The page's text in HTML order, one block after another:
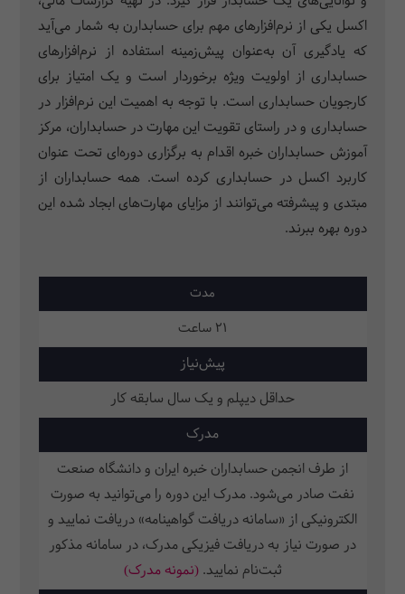
اکسل یکی از نرم‌افزارهای مهم برای حسابدارن به شمار می‌آید
که یادگیری آن به‌عنوان پیش‌زمینه استفاده از نرم‌افزارهای
حسابداری از اولویت ویژه برخوردار است و یک امتیاز برای
کارجویان حسابداری است. با توجه به اهمیت این نرم‌افزار در
حسابداری و در راستای تقویت این مهارت در حسابداران، مرکز
آموزش حسابداران خبره اقدام به برگزاری دوره‌ای تحت عنوان
کاربرد اکسل در حسابداری کرده است. همه حسابداران از
مبتدی و پیشرفته می­‌توانند از مزایای مهارت‌های ابجاد شده این
دوره بهره ببرند.
مدت
21 ساعت
پیش‌نیاز
حداقل دیپلم و یک سال سابقه کار
مدرک
از طرف انجمن حسابداران خبره ایران و دانشگاه صنعت
نفت صادر می‌شود. مدرک این دوره را می‌توانید به صورت
الکترونیکی از «سامانه دریافت گواهینامه» دریافت نمایید و
در صورت نیاز به دریافت فیزیکی مدرک، در سامانه مذکور
ثبت‌نام نمایید.(نمونه مدرک)